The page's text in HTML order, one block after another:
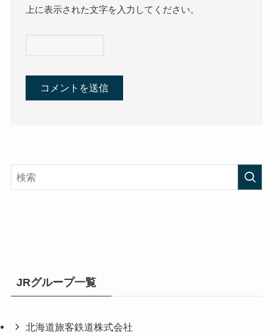
上に表示された文字を入力してください。
JRグループ一覧
北海道旅客鉄道株式会社